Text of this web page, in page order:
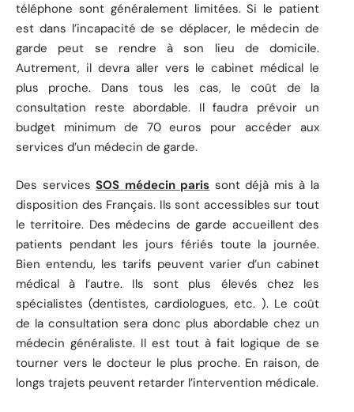
téléphone sont généralement limitées. Si le patient
est dans l’incapacité de se déplacer, le médecin de
garde peut se rendre à son lieu de domicile.
Autrement, il devra aller vers le cabinet médical le
plus proche. Dans tous les cas, le coût de la
consultation reste abordable. Il faudra prévoir un
budget minimum de 70 euros pour accéder aux
services d’un médecin de garde.
Des servicesSOS médecin paris sont déjà mis à la
disposition des Français. Ils sont accessibles sur tout
le territoire. Des médecins de garde accueillent des
patients pendant les jours fériés toute la journée.
Bien entendu, les tarifs peuvent varier d’un cabinet
médical à l’autre. Ils sont plus élevés chez les
spécialistes (dentistes, cardiologues, etc. ). Le coût
de la consultation sera donc plus abordable chez un
médecin généraliste. Il est tout à fait logique de se
tourner vers le docteur le plus proche. En raison, de
longs trajets peuvent retarder l’intervention médicale.